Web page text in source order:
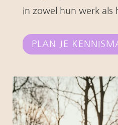
in zowel hun werk als
PLAN JE